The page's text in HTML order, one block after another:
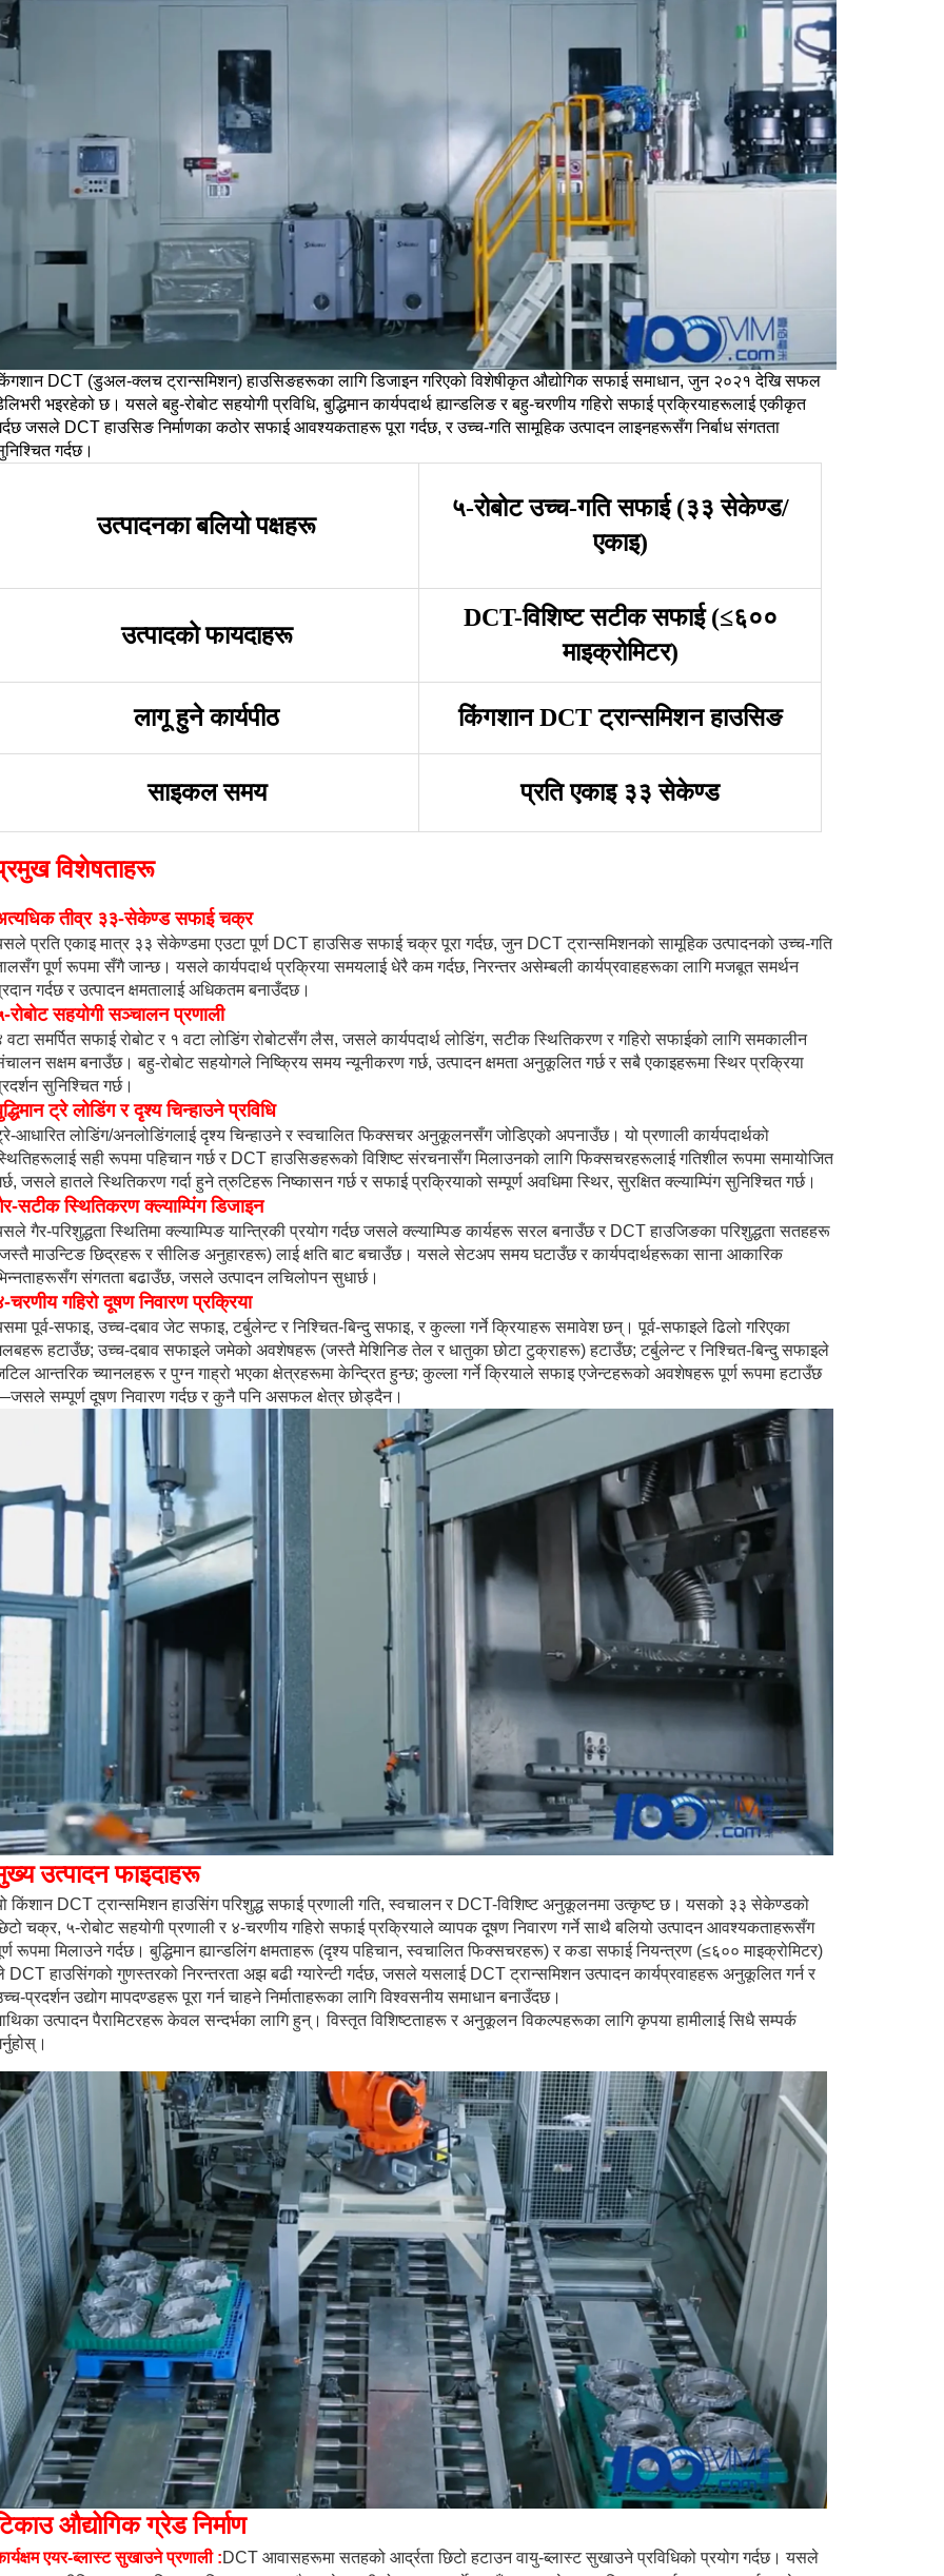
DCT (डुअल-क्लच ट्रान्समिशन) हाउसिङहरूका लागि डिजाइन गरिएको विशेषीकृत औद्योगिक सफाई समाधान, जुन २०२१ देखि सफल
भइरहेको छ। यसले बहु-रोबोट सहयोगी प्रविधि, बुद्धिमान कार्यपदार्थ ह्यान्डलिङ र बहु-चरणीय गहिरो सफाई प्रक्रियाहरूलाई एकीकृत
जसले DCT हाउसिङ निर्माणका कठोर सफाई आवश्यकताहरू पूरा गर्दछ, र उच्च-गति सामूहिक उत्पादन लाइनहरूसँग निर्बाध संगतता
गर्दछ।
उत्पादनका बलियो पक्षहरू
५-रोबोट उच्च-गति सफाई (३३ सेकेण्ड/
एकाइ)
उत्पादको फायदाहरू
DCT-विशिष्ट सटीक सफाई (≤६००
माइक्रोमिटर)
लागू हुने कार्यपीठ किंगशान DCT ट्रान्समिशन हाउसिङ
साइकल समय प्रति एकाइ ३३ सेकेण्ड
विशेषताहरू
तीव्र ३३-सेकेण्ड सफाई चक्र
प्रति एकाइ मात्र ३३ सेकेण्डमा एउटा पूर्ण DCT हाउसिङ सफाई चक्र पूरा गर्दछ, जुन DCT ट्रान्समिशनको सामूहिक उत्पादनको उच्च-गति
पूर्ण रूपमा सँगै जान्छ। यसले कार्यपदार्थ प्रक्रिया समयलाई धेरै कम गर्दछ, निरन्तर असेम्बली कार्यप्रवाहहरूका लागि मजबूत समर्थन
गर्दछ र उत्पादन क्षमतालाई अधिकतम बनाउँदछ।
रोबोट सहयोगी सञ्चालन प्रणाली
वटा समर्पित सफाई रोबोट र १ वटा लोडिंग रोबोटसँग लैस, जसले कार्यपदार्थ लोडिंग, सटीक स्थितिकरण र गहिरो सफाईको लागि समकालीन
सक्षम बनाउँछ। बहु-रोबोट सहयोगले निष्क्रिय समय न्यूनीकरण गर्छ, उत्पादन क्षमता अनुकूलित गर्छ र सबै एकाइहरूमा स्थिर प्रक्रिया
सुनिश्चित गर्छ।
ट्रे लोडिंग र दृश्य चिन्हाउने प्रविधि
आधारित लोडिंग/अनलोडिंगलाई दृश्य चिन्हाउने र स्वचालित फिक्सचर अनुकूलनसँग जोडिएको अपनाउँछ। यो प्रणाली कार्यपदार्थको
सही रूपमा पहिचान गर्छ र DCT हाउसिङहरूको विशिष्ट संरचनासँग मिलाउनको लागि फिक्सचरहरूलाई गतिशील रूपमा समायोजित
जसले हातले स्थितिकरण गर्दा हुने त्रुटिहरू निष्कासन गर्छ र सफाई प्रक्रियाको सम्पूर्ण अवधिमा स्थिर, सुरक्षित क्ल्याम्पिंग सुनिश्चित गर्छ।
सटीक स्थितिकरण क्ल्याम्पिंग डिजाइन
गैर-परिशुद्धता स्थितिमा क्ल्याम्पिङ यान्त्रिकी प्रयोग गर्दछ जसले क्ल्याम्पिङ कार्यहरू सरल बनाउँछ र DCT हाउजिङका परिशुद्धता सतहहरू
माउन्टिङ छिद्रहरू र सीलिङ अनुहारहरू) लाई क्षति बाट बचाउँछ। यसले सेटअप समय घटाउँछ र कार्यपदार्थहरूका साना आकारिक
संगतता बढाउँछ, जसले उत्पादन लचिलोपन सुधार्छ।
चरणीय गहिरो दूषण निवारण प्रक्रिया
पूर्व-सफाइ, उच्च-दबाव जेट सफाइ, टर्बुलेन्ट र निश्चित-बिन्दु सफाइ, र कुल्ला गर्ने क्रियाहरू समावेश छन्। पूर्व-सफाइले ढिलो गरिएका
हटाउँछ; उच्च-दबाव सफाइले जमेको अवशेषहरू (जस्तै मेशिनिङ तेल र धातुका छोटा टुक्राहरू) हटाउँछ; टर्बुलेन्ट र निश्चित-बिन्दु सफाइले
आन्तरिक च्यानलहरू र पुग्न गाह्रो भएका क्षेत्रहरूमा केन्द्रित हुन्छ; कुल्ला गर्ने क्रियाले सफाइ एजेन्टहरूको अवशेषहरू पूर्ण रूपमा हटाउँछ
सम्पूर्ण दूषण निवारण गर्दछ र कुनै पनि असफल क्षेत्र छोड्दैन।
उत्पादन फाइदाहरू
किंशान DCT ट्रान्समिशन हाउसिंग परिशुद्ध सफाई प्रणाली गति, स्वचालन र DCT-विशिष्ट अनुकूलनमा उत्कृष्ट छ। यसको ३३ सेकेण्डको
चक्र, ५-रोबोट सहयोगी प्रणाली र ४-चरणीय गहिरो सफाई प्रक्रियाले व्यापक दूषण निवारण गर्ने साथै बलियो उत्पादन आवश्यकताहरूसँग
रूपमा मिलाउने गर्दछ। बुद्धिमान ह्यान्डलिंग क्षमताहरू (दृश्य पहिचान, स्वचालित फिक्सचरहरू) र कडा सफाई नियन्त्रण (≤६०० माइक्रोमिटर)
DCT हाउसिंगको गुणस्तरको निरन्तरता अझ बढी ग्यारेन्टी गर्दछ, जसले यसलाई DCT ट्रान्समिशन उत्पादन कार्यप्रवाहहरू अनुकूलित गर्न र
प्रदर्शन उद्योग मापदण्डहरू पूरा गर्न चाहने निर्माताहरूका लागि विश्वसनीय समाधान बनाउँदछ।
उत्पादन पैरामिटरहरू केवल सन्दर्भका लागि हुन्। विस्तृत विशिष्टताहरू र अनुकूलन विकल्पहरूका लागि कृपया हामीलाई सिधै सम्पर्क
औद्योगिक ग्रेड निर्माण
एयर-ब्लास्ट सुखाउने प्रणाली :DCT आवासहरूमा सतहको आर्द्रता छिटो हटाउन वायु-ब्लास्ट सुखाउने प्रविधिको प्रयोग गर्दछ। यसले